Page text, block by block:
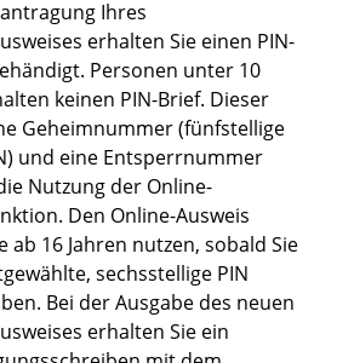
Ihres
erhalten Sie einen PIN-
Personen unter 10
keinen PIN-Brief. Dieser
Geheimnummer(fünfstellige
) und eine Entsperrnummer
Nutzung der Online-
Den Online-Ausweis
ab 16 Jahren nutzen, sobald Sie
sechsstellige PIN
Bei der Ausgabe des neuen
erhalten Sie ein